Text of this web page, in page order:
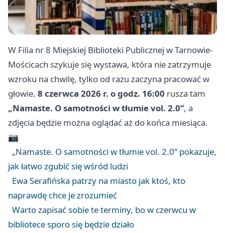
W Filia nr 8 Miejskiej Biblioteki Publicznej w Tarnowie-
Mościcach szykuje się wystawa, która nie zatrzymuje
wzroku na chwilę, tylko od razu zaczyna pracować w
głowie. 8 czerwca 2026 r. o godz. 16:00 rusza tam
„Namaste. O samotności w tłumie vol. 2.0”, a
zdjęcia będzie można oglądać aż do końca miesiąca.
📷
„Namaste. O samotności w tłumie vol. 2.0” pokazuje,
jak łatwo zgubić się wśród ludzi
Ewa Serafińska patrzy na miasto jak ktoś, kto
naprawdę chce je zrozumieć
Warto zapisać sobie te terminy, bo w czerwcu w
bibliotece sporo się będzie działo